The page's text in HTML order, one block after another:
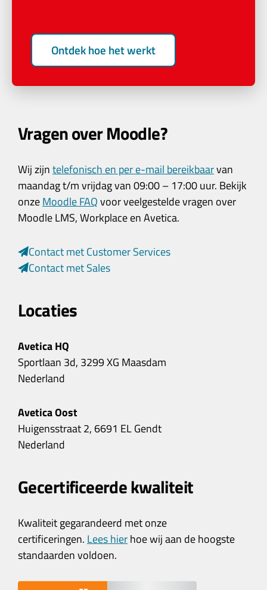
Ontdek hoe het werkt
Vragen over Moodle?
Wij zijntelefonisch en per e-mail bereikbaarvan
maandag t/m vrijdag van 09:00 – 17:00 uur. Bekijk
onzeMoodle FAQvoor veelgestelde vragen over
Moodle LMS, Workplace en Avetica.
Contact met Customer Services
Contact met Sales
Locaties
Avetica HQ
Sportlaan 3d, 3299 XG Maasdam
Nederland
Avetica Oost
Huigensstraat 2, 6691 EL Gendt
Nederland
Gecertificeerde kwaliteit
Kwaliteit gegarandeerd met onze
certificeringen. Lees hierhoe wij aan de hoogste
standaarden voldoen.